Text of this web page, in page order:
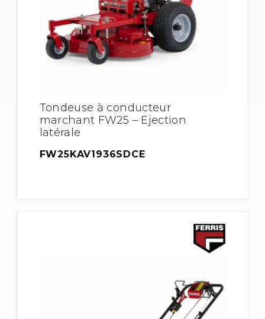
Tondeuse à conducteur
marchant FW25 – Ejection
latérale
FW25KAV1936SDCE